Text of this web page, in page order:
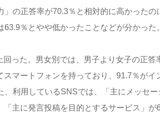
の正答率が70.3％と相対的に高かったの
％とやや低かったことなどが分かった。
った。男女別では、男子より女子の正答
マートフォンを持っており、91.7％がイ
利用しているSNSでは、「主にメッセー
主に発言投稿を目的とするサービス」が